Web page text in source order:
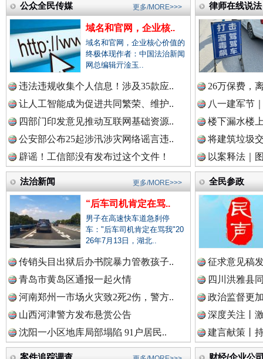
中国农业新闻网.
中国视频新闻网.
中国廉政法纪网.
中国律师在线.
中国参政网.中
中国全民新闻网.
中国公众新闻网.
衣柜里的秘密 高速路
春天里的科技盛宴
公众全民传媒
域名和官网，企业核..
域名和官网，企业核心价值的
终极体现作者：中国法治新闻
网总编辑亓淦玉..
违法违规收集个人信息！涉及35款应..
让人工智能成为促进共同繁荣、维护..
四部门印发意见推动互联网基础资源..
公安部公布25起涉汛涉灾网络谣言违..
辟谣！工信部没有发布过这个文件！
更多/MORE>>> 律师在线说法
26万保费，
八一建军节
楼下漏水楼
将建筑垃圾
以案释法｜
法治新闻
“后车司机肯定在骂..
男子在高速快车道急刹停
车："后车司机肯定在骂我"20
26年7月13日，湖北..
传销头目出狱后办书院暴力管教孩子..
青岛市黄岛区通报一起火情
河南郑州一市场火灾致2死2伤，警方..
山西河津警方发布悬赏公告
沈阳一小区地库局部塌陷 91户居民..
更多/MORE>>> 全民参政
征求意见稿
四川洪雅县
政治监督更
深度关注丨
建言献策丨
案件追踪调查 财经/企业公